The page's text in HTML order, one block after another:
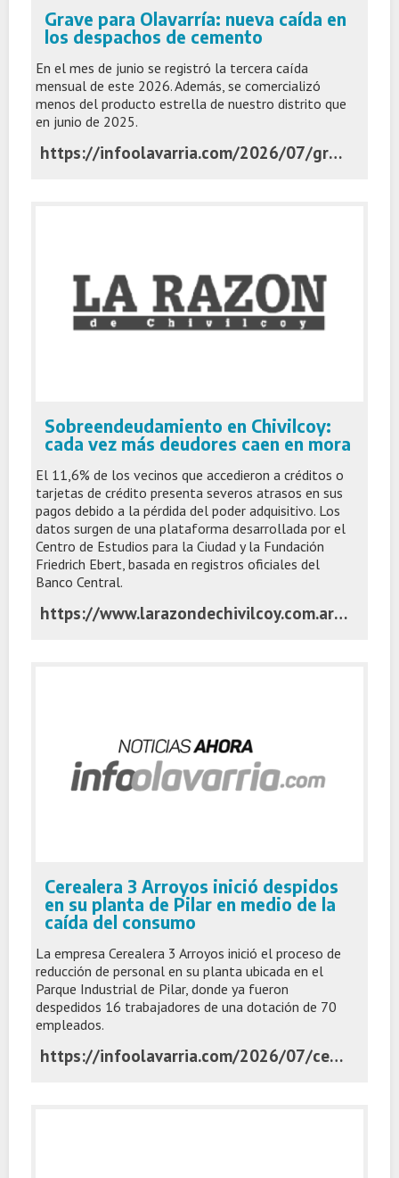
Grave para Olavarría: nueva caída en
los despachos de cemento
En el mes de junio se registró la tercera caída
mensual de este 2026. Además, se comercializó
menos del producto estrella de nuestro distrito que
en junio de 2025.
https://infoolavarria.com/2026/07/grave-para-olavarria-nueva-caida-en-los-despachos-de-cemento/
Sobreendeudamiento en Chivilcoy:
cada vez más deudores caen en mora
El 11,6% de los vecinos que accedieron a créditos o
tarjetas de crédito presenta severos atrasos en sus
pagos debido a la pérdida del poder adquisitivo. Los
datos surgen de una plataforma desarrollada por el
Centro de Estudios para la Ciudad y la Fundación
Friedrich Ebert, basada en registros oficiales del
Banco Central.
https://www.larazondechivilcoy.com.ar/locales/2026/8/6/sobreendeudamiento-en-chivilcoy-cada-vez-mas-deudores-caen-en-mora-197968.html
Cerealera 3 Arroyos inició despidos
en su planta de Pilar en medio de la
caída del consumo
La empresa Cerealera 3 Arroyos inició el proceso de
reducción de personal en su planta ubicada en el
Parque Industrial de Pilar, donde ya fueron
despedidos 16 trabajadores de una dotación de 70
empleados.
https://infoolavarria.com/2026/07/cerealera-3-arroyos-inicio-despidos-en-su-planta-de-pilar-en-medio-de-la-caida-del-consumo/